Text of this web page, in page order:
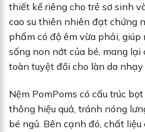
thiết kế riêng cho trẻ sơ sinh
cao su thiên nhiên đạt chứng
phẩm có độ êm vừa phải,
sống non nớt của bé, mang lại
toàn tuyệt đối cho làn da nhạy
Nệm PomPoms có cấu trúc
thông hiệu quả, tránh nóng
bé ngủ. Bên cạnh đó, chất